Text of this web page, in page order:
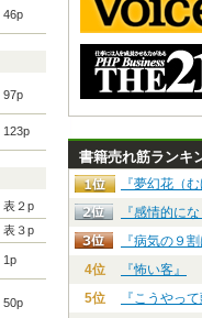
46p
97p
123p
表２p
表３p
1p
50p
書籍売れ筋ランキ
『夢幻花（
『感情的に
『病気の９
4位
『怖い客』
5位
『こうやっ